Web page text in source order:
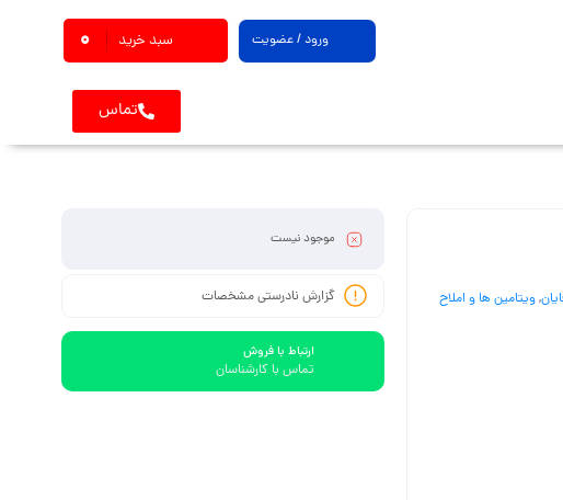
ورود / عضویت سبد خرید 0
تماس
,ویتامین ها و املاح
موجود نیست
گزارش نادرستی مشخصات
ارتباط با فروش
تماس با کارشناسان